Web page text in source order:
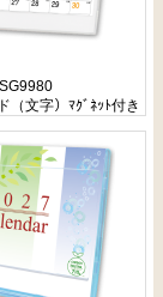
SG9980
（文字）ﾏｸﾞﾈｯﾄ付き